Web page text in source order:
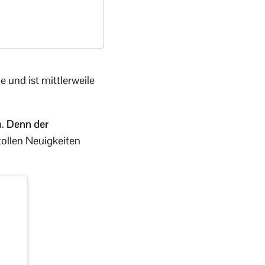
und ist mittlerweile
Denn der
Neuigkeiten